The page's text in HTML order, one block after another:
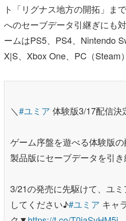
ト「リグナス地方の開拓」ま
へのセーブデータ引継ぎにも
ームはPS5、PS4、Nintendo
X|S、Xbox One、PC（Steam
＼#ユミア 体験版3/17配信決
ゲーム序盤を遊べる体験版
製品版にセーブデータを引き
3/21の発売に先駆けて、ユ
してください♪#ユミア キャ